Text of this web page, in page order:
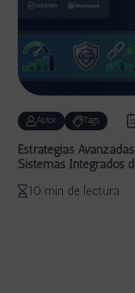
Autor Tags
Estrategias
Sistemas Integrados
10 min de lectura